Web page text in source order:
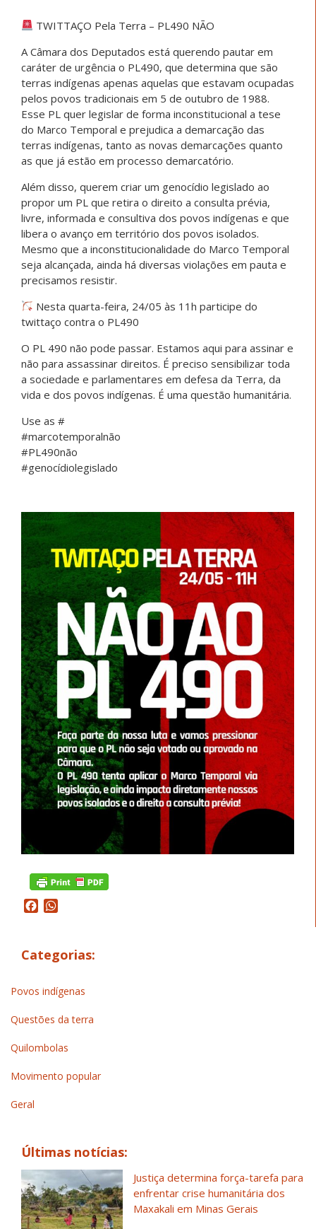
TWITTAÇO Pela Terra – PL490 NÃO
A Câmara dos Deputados está querendo pautar em
caráter de urgência o PL490, que determina que são
terras indígenas apenas aquelas que estavam ocupadas
pelos povos tradicionais em 5 de outubro de 1988.
Esse PL quer legislar de forma inconstitucional a tese
do Marco Temporal e prejudica a demarcação das
terras indígenas, tanto as novas demarcações quanto
as que já estão em processo demarcatório.
Além disso, querem criar um genocídio legislado ao
propor um PL que retira o direito a consulta prévia,
livre, informada e consultiva dos povos indígenas e que
libera o avanço em território dos povos isolados.
Mesmo que a inconstitucionalidade do Marco Temporal
seja alcançada, ainda há diversas violações em pauta e
precisamos resistir.
Nesta quarta-feira, 24/05 às 11h participe do
twittaço contra o PL490
O PL 490 não pode passar. Estamos aqui para assinar e
não para assassinar direitos. É preciso sensibilizar toda
a sociedade e parlamentares em defesa da Terra, da
vida e dos povos indígenas. É uma questão humanitária.
Use as #
#marcotemporalnão
#PL490não
#genocídiolegislado
Facebook
Categorias:
Povos indígenas
Questões da terra
Quilombolas
Movimento popular
Geral
Últimas notícias:
Justiça determina força-tarefa para
enfrentar crise humanitária dos
Maxakali em Minas Gerais